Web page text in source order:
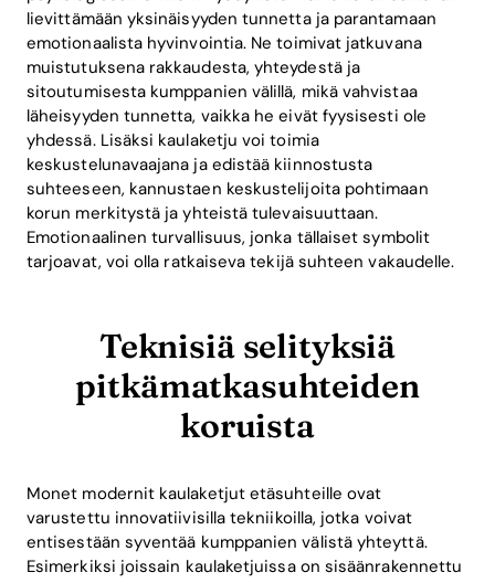
lievittämään yksinäisyyden tunnetta ja parantamaan
emotionaalista hyvinvointia. Ne toimivat jatkuvana
muistutuksena rakkaudesta, yhteydestä ja
sitoutumisesta kumppanien välillä, mikä vahvistaa
läheisyyden tunnetta, vaikka he eivät fyysisesti ole
yhdessä. Lisäksi kaulaketju voi toimia
keskustelunavaajana ja edistää kiinnostusta
suhteeseen, kannustaen keskustelijoita pohtimaan
korun merkitystä ja yhteistä tulevaisuuttaan.
Emotionaalinen turvallisuus, jonka tällaiset symbolit
tarjoavat, voi olla ratkaiseva tekijä suhteen vakaudelle.
Teknisiä selityksiä
pitkämatkasuhteiden
koruista
Monet modernit kaulaketjut etäsuhteille ovat
varustettu innovatiivisilla tekniikoilla, jotka voivat
entisestään syventää kumppanien välistä yhteyttä.
Esimerkiksi joissain kaulaketjuissa on sisäänrakennettu